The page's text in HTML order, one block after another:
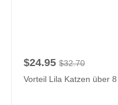
$24.95 $32.70
Vorteil Lila Katzen über